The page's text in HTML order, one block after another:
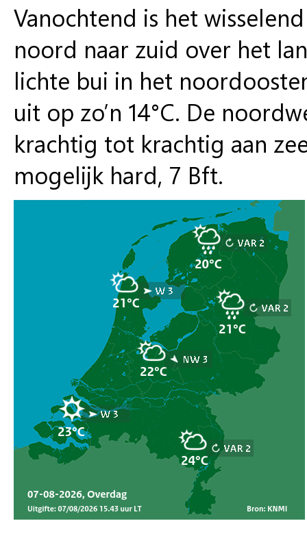
Vanochtend is het
noord naar zuid over het
lichte bui in het
uit op zo’n 14°C. De
krachtig tot krachtig aan
mogelijk hard, 7 Bft.